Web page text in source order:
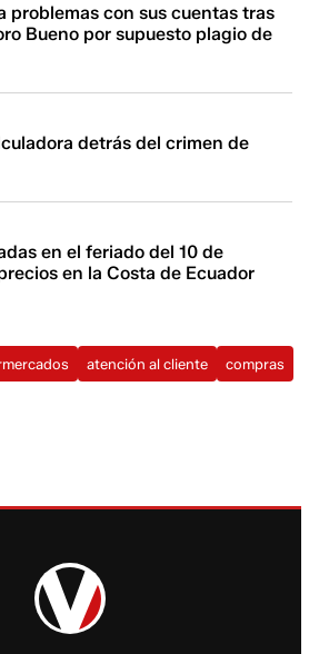
problemas con sus cuentas tras
Bueno por supuesto plagio de
detrás del crimen de
en el feriado del 10 de
en la Costa de Ecuador
atención al cliente
compras